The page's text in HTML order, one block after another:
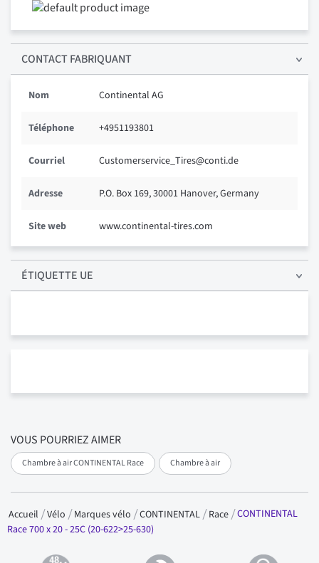
VOUS POURRIEZ AIMER
Chambre à air CONTINENTAL Race Chambre à air
CONTACT FABRIQUANT
Nom Continental AG
Téléphone +4951193801
Courriel Customerservice_Tires@conti.de
Adresse P.O. Box 169, 30001 Hanover, Germany
Site web www.continental-tires.com
ÉTIQUETTE UE
Accueil Vélo Marques vélo CONTINENTAL Race CONTINENTAL
Race 700 x 20 - 25C (20-622>25-630)